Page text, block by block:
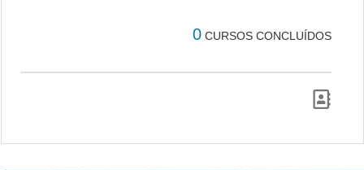
0 CURSOS CONCLUÍDOS